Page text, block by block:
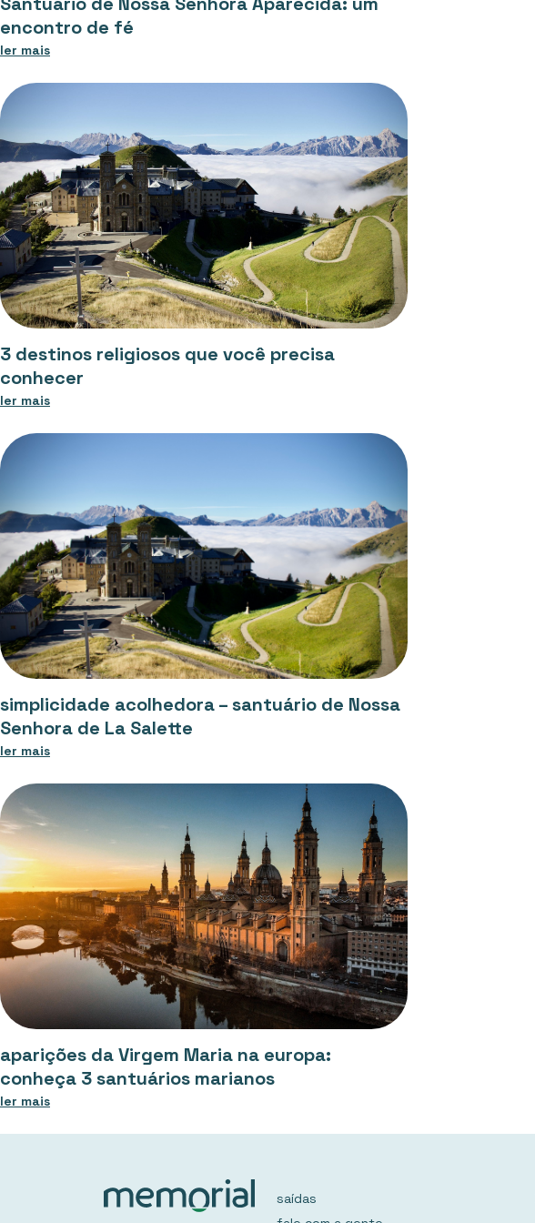
encontro de fé
ler mais
3 destinos religiosos que você precisa
conhecer
ler mais
simplicidade acolhedora – santuário de Nossa
Senhora de La Salette
ler mais
aparições da Virgem Maria na europa:
conheça 3 santuários marianos
ler mais
saídas